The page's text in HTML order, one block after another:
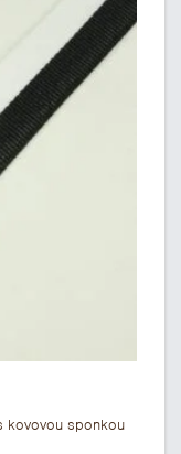
kovovou sponkou